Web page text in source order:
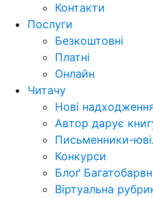
Контакти
Послуги
Безкоштовні
Платні
Онлайн
Читачу
Нові
Автор дарує
Письменники-
Конкурси
Блоґ
Віртуальна